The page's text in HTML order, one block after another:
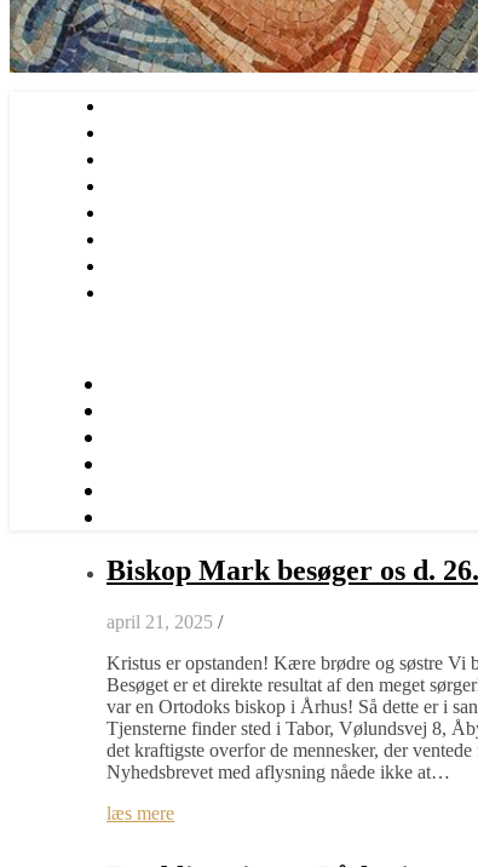
Biskop Mark besøger os d.
april 21, 2025 /
Kristus er opstanden! Kære brødre og søstre Vi
Besøget er et direkte resultat af den meget
var en Ortodoks biskop i Århus! Så dette er i
Tjensterne finder sted i Tabor, Vølundsvej 8,
det kraftigste overfor de mennesker, der
Nyhedsbrevet med aflysning nåede ikke at…
læs mere